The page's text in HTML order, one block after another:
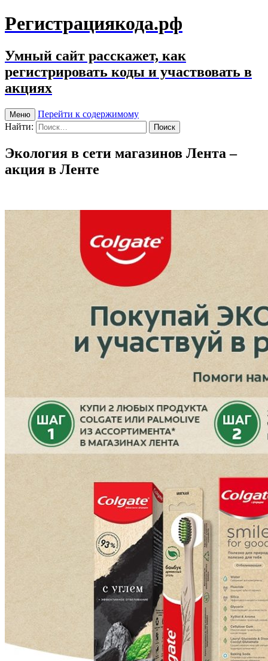
Регистрациякода.рф
Умный сайт расскажет, как
регистрировать коды и участвовать в
акциях
Меню
Перейти к содержимому
Найти:
Экология в сети магазинов Лента –
акция в Ленте